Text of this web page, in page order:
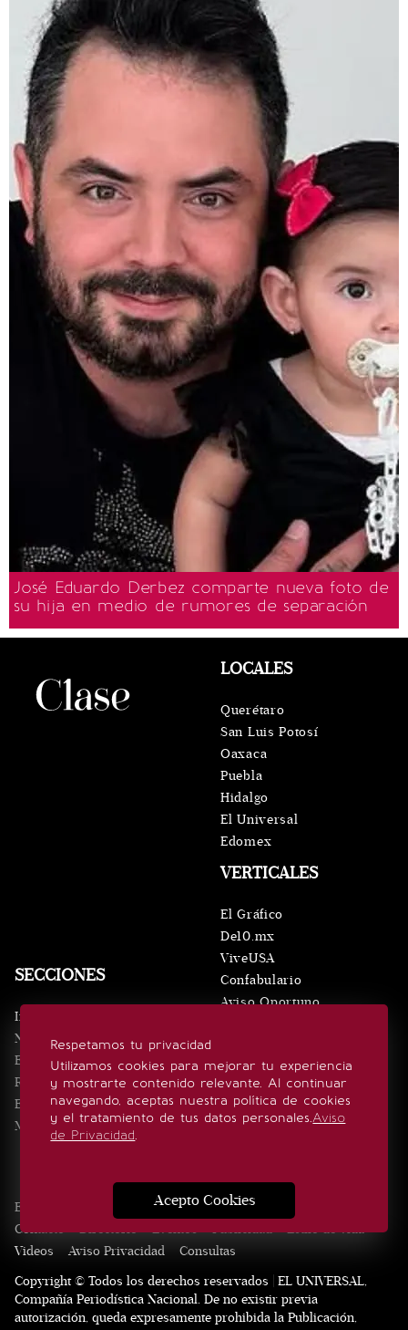
José Eduardo Derbez comparte nueva foto de
su hija en medio de rumores de separación
Respetamos tu privacidad
Utilizamos cookies para mejorar tu experiencia
y mostrarte contenido relevante. Al continuar
navegando, aceptas nuestra política de cookies
y el tratamiento de tus datos personales.Aviso
de Privacidad.
Acepto Cookies
SECCIONES
Inicio
Noticias
Eventos
Realeza
Estilo de vida
Minuto x Minuto
VERTICALES
El Gráfico
De10.mx
ViveUSA
Confabulario
Aviso Oportuno
LOCALES
Querétaro
San Luis Potosí
Oaxaca
Puebla
Hidalgo
El Universal
Edomex
SÍGUENOS
Edición Impresa Noticias Quiénes somos
Contacto
Directorio Eventos Publicidad
Estilo de vida
Videos
Aviso Privacidad
Consultas
Copyright © Todos los derechos reservados | EL UNIVERSAL,
Compañía Periodística Nacional. De no existir previa
autorización, queda expresamente prohibida la Publicación,